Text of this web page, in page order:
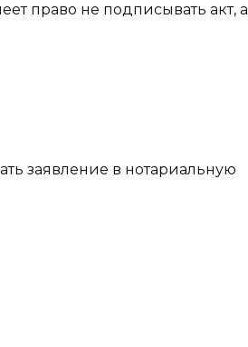
право не подписывать акт, а
заявление в нотариальную